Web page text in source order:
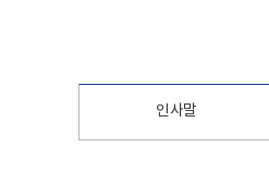
인사말